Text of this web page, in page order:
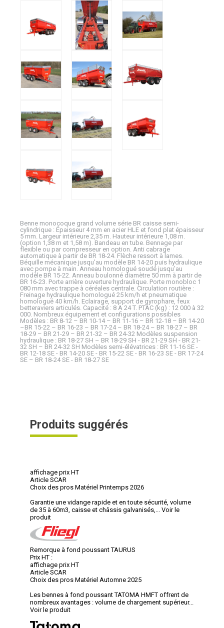
Benne monocoque grand volume série BR caisse semi-
cylindrique : Épaisseur 4 mm en acier HLE et fond plat épaisseur
5 mm. Largeur intérieure 2,35 m. Hauteur intérieure 1,08 m.
(option 1,38 m et 1,58 m). Bandeau en tube. Bennage par
flexible ou par compresseur en option. Anti cabrage
automatique à partir de BR 18-24. Flèche ressort à lames.
Béquille mécanique jusqu’au modèle BR 14-20 puis hydraulique
avec pompe à main. Anneau homologué soudé jusqu’au
modèle BR 15-22. Anneau boulonné diamètre 50 mm à partir de
BR 16-23. Porte arrière ouverture hydraulique. Porte monobloc 1
080 mm avec trappe à céréales centrale. Circulation routière :
Freinage hydraulique homologué 25 km/h et pneumatique
homologué 40 km/h. Eclairage, support de gyrophare, feux
betteraviers articulés. Capacité : 8 A 24 T. PTAC (kg) : 12 000 à 32
000. Nombreux équipement et configurations possibles
Modèles : BR 8-12 – BR 10-14 – BR 11-16 – BR 12-18 – BR 14-20
–BR 15-22 – BR 16-23 – BR 17-24 – BR 18-24 – BR 18-27 – BR
18-29 – BR 21-29 – BR 21-32 – BR 24-32 Modèles suspension
hydraulique : BR 18-27 SH – BR 18-29 SH - BR 21-29 SH - BR 21-
32 SH – BR 24-32 SH Modèles semi-élévatrices : BR 11-16 SE -
BR 12-18 SE - BR 14-20 SE - BR 15-22 SE - BR 16-23 SE - BR 17-24
SE – BR 18-24 SE - BR 18-27 SE
Produits suggérés
affichage prix HT
Article SCAR
Choix des pros Matériel Printemps 2026
Garantie une vidange rapide et en toute sécurité, volume
de 35 à 60m3, caisse et châssis galvanisés,...
Voir le
produit
Remorque à fond poussant TAURUS
Prix HT :
affichage prix HT
Article SCAR
Choix des pros Matériel Automne 2025
Les bennes à fond poussant TATOMA HMFT offrent de
nombreux avantages : volume de chargement supérieur...
Voir le produit